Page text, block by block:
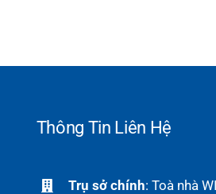
Thông Tin Liên Hệ
Trụ sở chính: Toà nhà